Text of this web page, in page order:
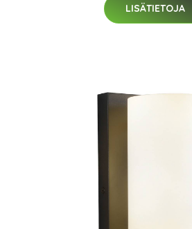
LISÄTIETOJA